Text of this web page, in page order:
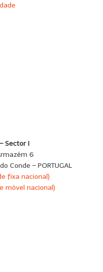
Sector I
6
Conde – PORTUGAL
fixa nacional)
móvel nacional)